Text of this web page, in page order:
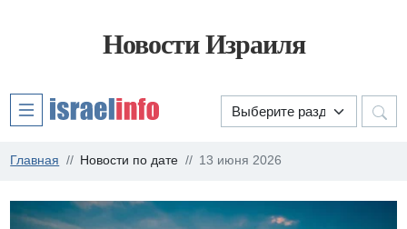
Новости Израиля
Главная Новости по дате 13 июня 2026